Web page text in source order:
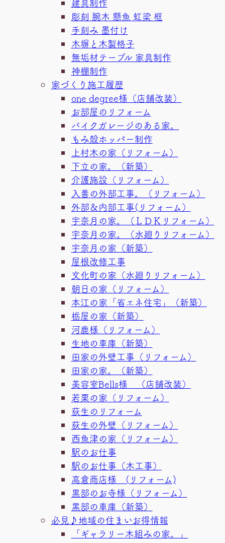
建具制作
彫刻 腕木 懸魚 虹梁 框
手刻み 墨付け
木塀と木製格子
無垢材テーブル 家具制作
神棚制作
家づくり施工履歴
one degree様（店舗改装）
お部屋のリフォーム
バイクガレージのある家。
もみ殻ホッパー制作
上村木の家（リフォーム）
下立の家。（新築）
介護施設（リフォーム）
入善の外部工事。（リフォーム）
外部＆内部工事(リフォーム）
宇奈月の家。（ＬＤＫリフォーム）
宇奈月の家。（水廻りリフォーム）
宇奈月の家（新築）
屋根改修工事
文化町の家（水廻りリフォーム）
朝日の家（リフォーム）
本江の家「省エネ住宅」（新築）
栃屋の家（新築）
河鹿様（リフォーム）
生地の車庫（新築）
田家の外壁工事（リフォーム）
田家の家。（新築）
美容室Bells様 （店舗改装）
若栗の家（リフォーム）
荻生のリフォーム
荻生の外壁（リフォーム）
西魚津の家（リフォーム）
駅のお仕事
駅のお仕事（木工事）
高倉商店様 (リフォーム)
黒部のお寺様（リフォーム）
黒部の車庫（新築）
必見♪地域の住まいお得情報
「ギャラリー木組みの家。」